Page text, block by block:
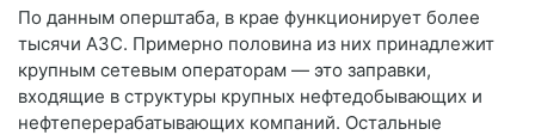
По данным оперштаба, в крае функционирует более
тысячи АЗС. Примерно половина из них принадлежит
крупным сетевым операторам — это заправки,
входящие в структуры крупных нефтедобывающих и
нефтеперерабатывающих компаний. Остальные